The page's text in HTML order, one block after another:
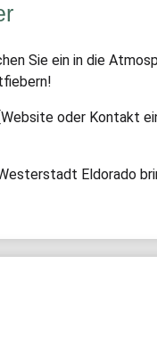
Sie ein in die
oder Kontakt
Eldorado